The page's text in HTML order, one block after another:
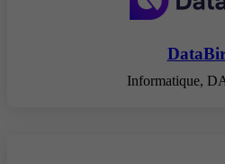
Informatique,